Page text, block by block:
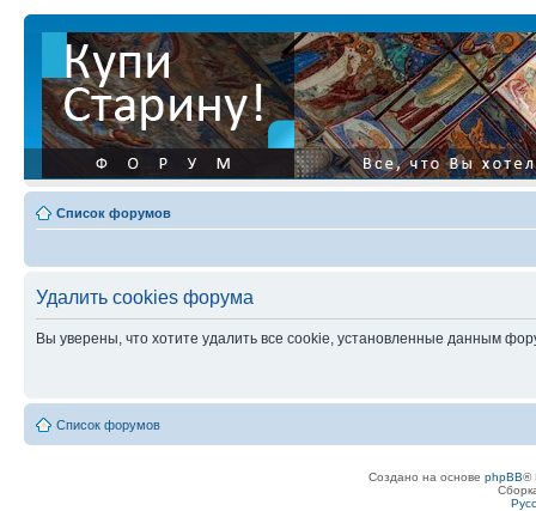
Список форумов
Удалить cookies форума
Вы уверены, что хотите удалить все cookie, установленные данным
Список форумов
Создано на основе phpBB®